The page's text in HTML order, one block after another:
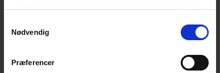
Nødvendig
Præferencer